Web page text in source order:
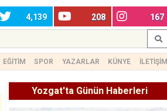
4,139 208 167
EĞİTİM SPOR YAZARLAR KÜNYE İLETİŞİM
Yozgat'ta Günün Haberleri